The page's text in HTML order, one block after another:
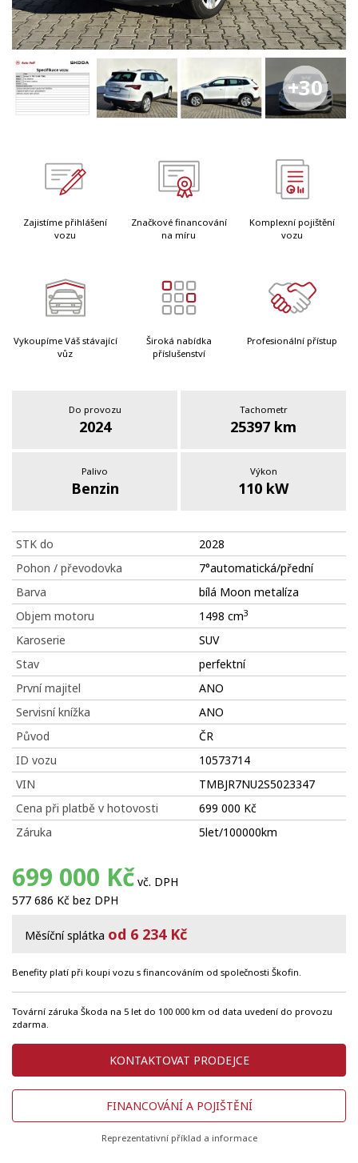
+30
Zajistíme přihlášení
vozu
Značkové financování
na míru
Komplexní pojištění
vozu
Vykoupíme Váš stávající
vůz
Široká nabídka
příslušenství
Profesionální přístup
Do provozu
2024
Tachometr
25397 km
Palivo
Benzin
Výkon
110 kW
STK do
2028
Pohon / převodovka
7°automatická/přední
Barva
bílá Moon metalíza
Objem motoru
1498 cm3
Karoserie
SUV
Stav
perfektní
První majitel
ANO
Servisní knížka
ANO
Původ
ČR
ID vozu
10573714
VIN
TMBJR7NU2S5023347
Cena při platbě v hotovosti
699 000 Kč
Záruka
5let/100000km
699 000 Kč vč. DPH
577 686 Kč bez DPH
Měsíční splátka od 6 234 Kč
Benefity platí při koupi vozu s financováním od společnosti Škofin.
Tovární záruka Škoda na 5 let do 100 000 km od data uvedení do provozu
zdarma.
KONTAKTOVAT PRODEJCE
FINANCOVÁNÍ A POJIŠTĚNÍ
Reprezentativní příklad a informace